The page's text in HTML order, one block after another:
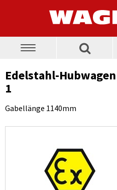
Toggle
Edelstahl-Hubwagen
1
Gabellänge 1140mm